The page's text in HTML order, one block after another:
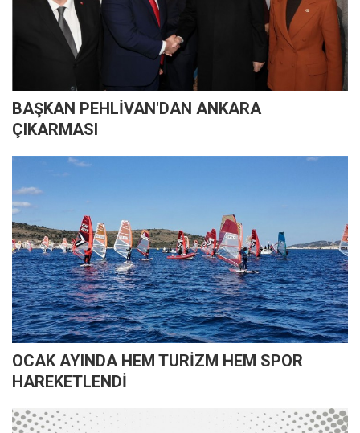
BAŞKAN PEHLİVAN'DAN ANKARA
ÇIKARMASI
OCAK AYINDA HEM TURİZM HEM SPOR
HAREKETLENDİ